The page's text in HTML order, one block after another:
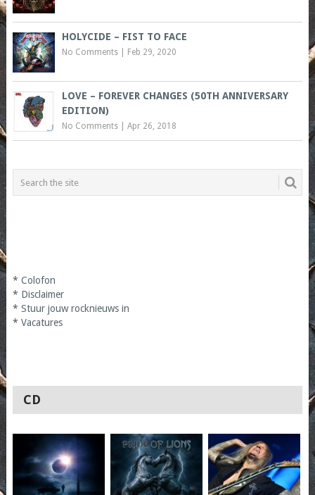
HOLYCIDE – FIST TO FACE
No Comments| Feb 29, 2020
LOVE – FOREVER CHANGES (50TH ANNIVERSARY
EDITION)
No Comments| Apr 26, 2018
* Colofon
* Disclaimer
* Stuur jouw rocknieuws in
* Vacatures
CD